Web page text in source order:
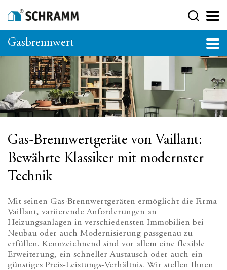
Gasbrennwert
Gas-Brennwertgeräte von Vaillant:
Bewährte Klassiker mit modernster
Technik
Mit seinen Gas-Brennwertgeräten ermöglicht die Firma
Vaillant, variierende Anforderungen an
Heizungsanlagen in verschiedensten Immobilien bei
Neubau oder auch Modernisierung passgenau zu
erfüllen. Kennzeichnend sind vor allem eine flexible
Erweiterung, ein schneller Austausch oder auch ein
günstiges Preis-Leistungs-Verhältnis. Wir stellen Ihnen